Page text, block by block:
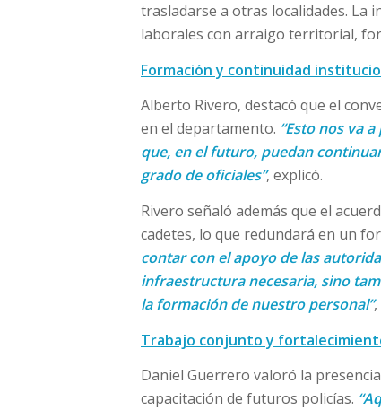
trasladarse a otras localidades. La
laborales con arraigo territorial,
Formación y continuidad
Alberto Rivero, destacó que el
en el departamento. “Esto nos va
que, en el futuro, puedan
grado de oficiales”, explicó.
Rivero señaló además que el
cadetes, lo que redundará en un
contar con el apoyo de las
infraestructura necesaria, sino
la formación de nuestro personal”,
Trabajo conjunto y
Daniel Guerrero valoró la
capacitación de futuros policías.